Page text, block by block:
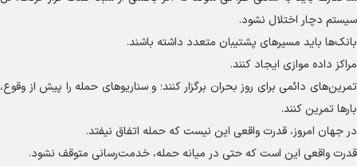
سیستم دچار اختلال نشود.
بانک‌ها باید مسیر‌های پشتیبان متعدد داشته باشند.
مراکز داده موازی ایجاد کنند.
تمرین‌های دائمی برای روز بحران برگزار کنند؛ و سناریو‌های حمله را پیش از وقوع،
بار‌ها تمرین کنند.
در جهان امروز، قدرت واقعی این نیست که حمله اتفاق نیفتد.
قدرت واقعی این است که حتی در میانه حمله، خدمت‌رسانی متوقف نشود.